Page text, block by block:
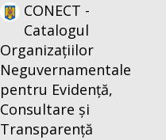
CONECT -
Catalogul
Organizațiilor
Neguvernamentale
pentru Evidență,
Consultare și
Transparență